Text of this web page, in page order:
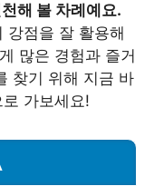
해 볼 차례예요.
강점을 잘 활용해
많은 경험과 즐거
찾기 위해 지금 바
가보세요!